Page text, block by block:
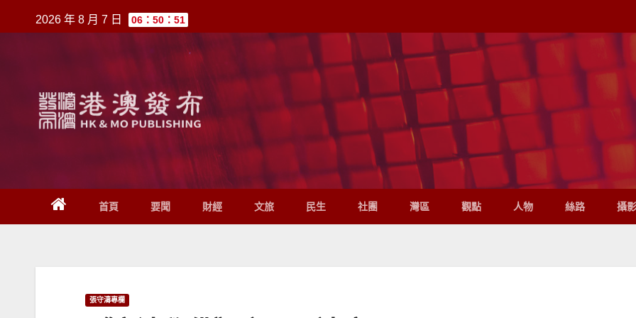
至
2026 年 8 月 7 日 06：50：51
首頁 要聞 財經 文旅 民生 社團 灣區 觀點 人物 絲路 攝
張守濤專欄